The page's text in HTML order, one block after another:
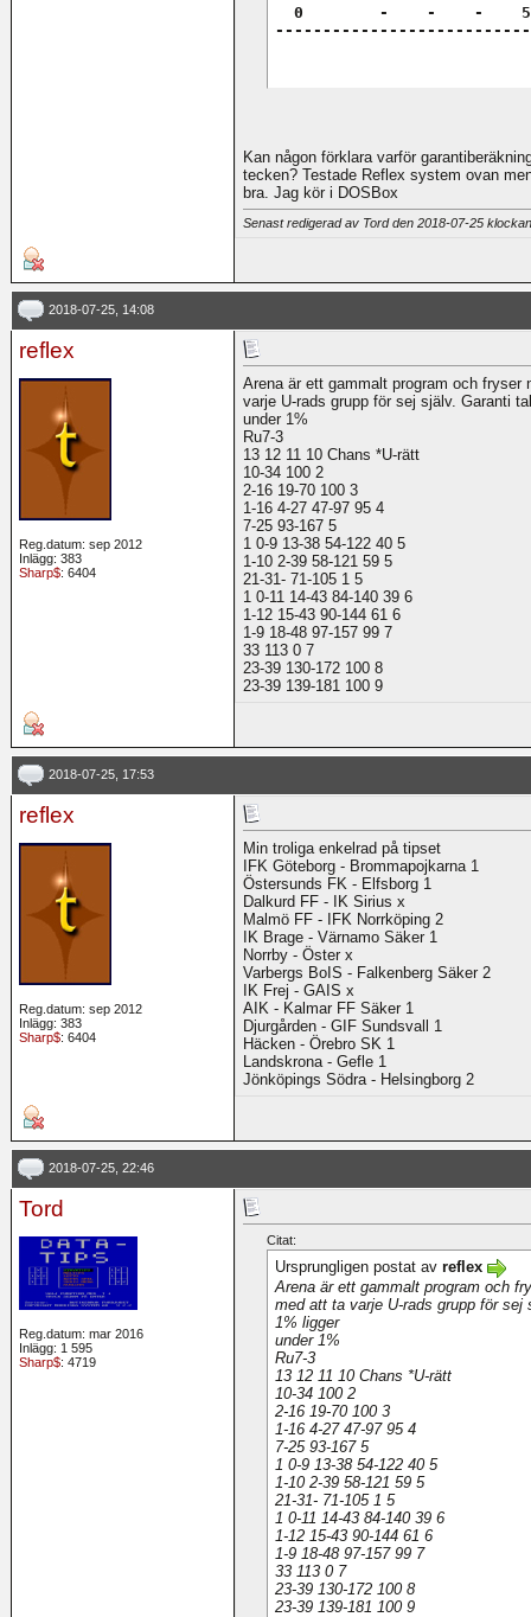
0        -    -    -
Kan någon förklara varför
tecken? Testade Reflex system ovan
bra. Jag kör i DOSBox
Senast redigerad av Tord den 2018-07-25
2018-07-25, 14:08
reflex
Reg.datum: sep 2012
Inlägg: 383
Sharp$: 6404
Arena är ett gammalt program och fryser
varje U-rads grupp för sej själv. Garanti
under 1%
Ru7-3
13 12 11 10 Chans *U-rätt
10-34 100 2
2-16 19-70 100 3
1-16 4-27 47-97 95 4
7-25 93-167 5
1 0-9 13-38 54-122 40 5
1-10 2-39 58-121 59 5
21-31- 71-105 1 5
1 0-11 14-43 84-140 39 6
1-12 15-43 90-144 61 6
1-9 18-48 97-157 99 7
33 113 0 7
23-39 130-172 100 8
23-39 139-181 100 9
2018-07-25, 17:53
reflex
Reg.datum: sep 2012
Inlägg: 383
Sharp$: 6404
Min troliga enkelrad på tipset
IFK Göteborg - Brommapojkarna 1
Östersunds FK - Elfsborg 1
Dalkurd FF - IK Sirius x
Malmö FF - IFK Norrköping 2
IK Brage - Värnamo Säker 1
Norrby - Öster x
Varbergs BoIS - Falkenberg Säker 2
IK Frej - GAIS x
AIK - Kalmar FF Säker 1
Djurgården - GIF Sundsvall 1
Häcken - Örebro SK 1
Landskrona - Gefle 1
Jönköpings Södra - Helsingborg 2
2018-07-25, 22:46
Tord
Reg.datum: mar 2016
Inlägg: 1 595
Sharp$: 4719
Citat:
Ursprungligen postat av reflex
Arena är ett gammalt program och
med att ta varje U-rads grupp för sej
1% ligger
under 1%
Ru7-3
13 12 11 10 Chans *U-rätt
10-34 100 2
2-16 19-70 100 3
1-16 4-27 47-97 95 4
7-25 93-167 5
1 0-9 13-38 54-122 40 5
1-10 2-39 58-121 59 5
21-31- 71-105 1 5
1 0-11 14-43 84-140 39 6
1-12 15-43 90-144 61 6
1-9 18-48 97-157 99 7
33 113 0 7
23-39 130-172 100 8
23-39 139-181 100 9